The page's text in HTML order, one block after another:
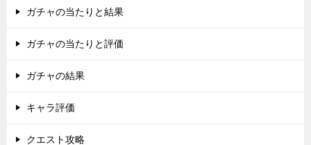
ガチャの当たりと結果
ガチャの当たりと評価
ガチャの結果
キャラ評価
クエスト攻略